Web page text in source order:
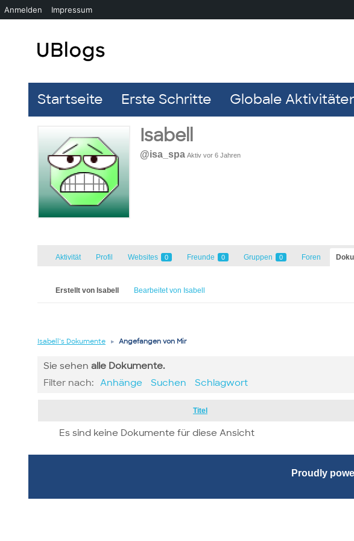
Startseite Erste Schritte Globale
Isabell
@isa_spa Aktiv vor 6 Jahren
Aktivität Profil Websites 0 Freunde 0 Gruppen 0 Foren
Erstellt von Isabell Bearbeitet von Isabell
Isabell’s Dokumente ▸ Angefangen von Mir
Sie sehen alle Dokumente.
Filter nach: Anhänge Suchen Schlagwort
Titel
Es sind keine Dokumente für diese Ansicht
Proudly
Anmelden Impressum